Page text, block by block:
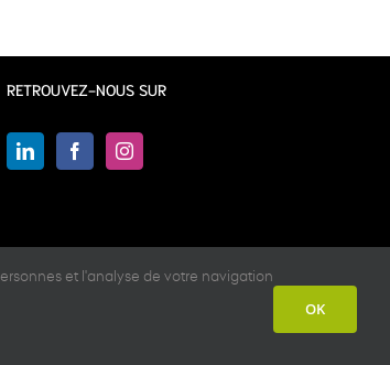
RETROUVEZ-NOUS SUR
et l'analyse de votre navigation
OK